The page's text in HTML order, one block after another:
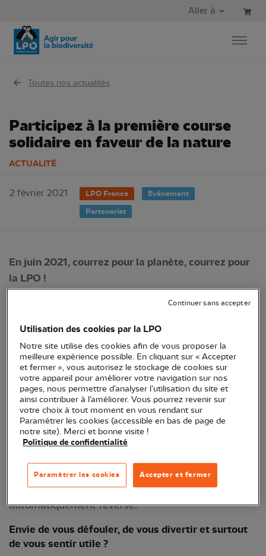
Aller au menu principal
Aller à
Toutes nos actualités
Participez à la première course
solidaire en faveur de la nature
ACTUALITÉ
2 février 2021 LPO France
Evénement
Partenariat
En juin 2021, courrez pour la planète, courrez pour
la LPO !
La LPO a été choisie comme association
bénéficiaire de laRun for Planet
parmi quatre associations lors de votre inscription
celle que vous souhaitez soutenir et un don lui est
automatiquement reversé.
Envie de vous défouler, de vous divertir et surtout
de vous sentir utile ?
Utilisation des cookies par la LPO
Notre site utilise des cookies afin de vous proposer la
meilleure expérience possible. En cliquant sur « Accepter
et fermer », vous autorisez le stockage de cookies sur
votre appareil pour améliorer votre navigation sur nos
pages, nous permettre d’analyser l’utilisation du site et
ainsi contribuer à l’améliorer. Vous pourrez revenir sur
votre choix à tout moment en vous rendant sur
Paramétrer les cookies (accessible en bas de page de
notre site). Merci et bonne visite !
Politique de confidentialité
Accepter et fermer
Paramétrer les cookies
Continuer sans accepter